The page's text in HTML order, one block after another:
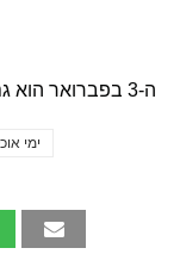
ה-3 בפברואר הוא גם
ימי